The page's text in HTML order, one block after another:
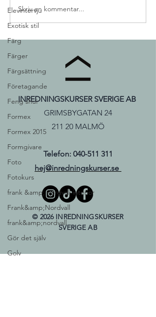
Elevintervju
Exotisk stil
Färg
Färger
Färgsättning
Företagande
Feng shui
Formex
Formex 2015
Formgivare
Foto
Fotokurs
frank &amp; nordvall interior
Frank&amp;Nordvall
frank&amp;nordvall
Gör det själv
Golv
Skriv en kommentar...
INREDNINGSKURSER SVERIGE AB
GRIMSBYGATAN 24
211 20 MALMÖ
Telefon: 040-511 311
hej@inredningskurser.se
© 2026 INREDNINGSKURSER
SVERIGE AB